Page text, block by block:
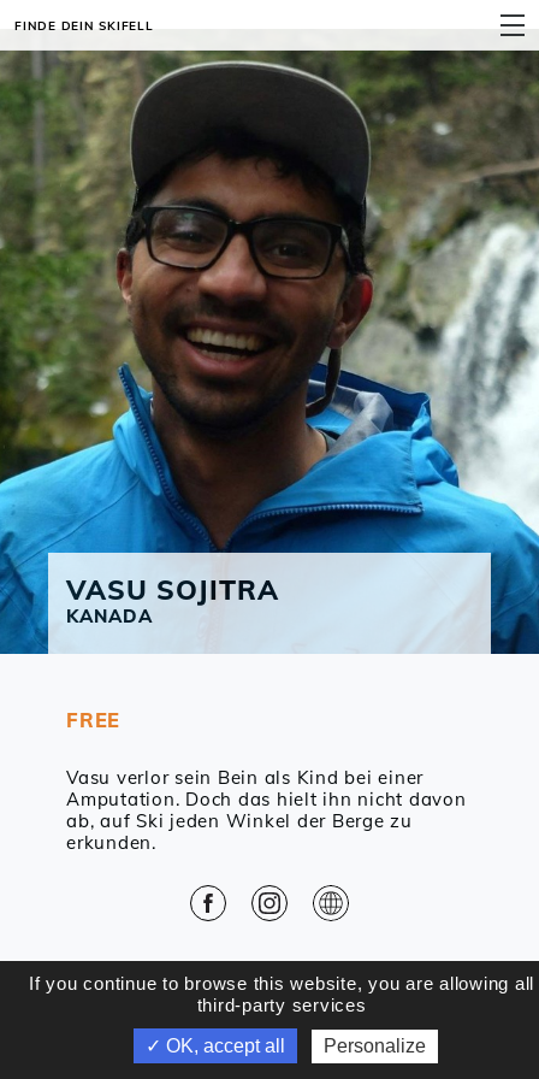
MENU
FINDE DEIN SKIFELL
VASU SOJITRA
KANADA
FREE
Vasu verlor sein Bein als Kind bei einer
Amputation. Doch das hielt ihn nicht davon
ab, auf Ski jeden Winkel der Berge zu
erkunden.
ZURÜCK
If you continue to browse this website, you are allowing all
third-party services
✓ OK, accept all
Personalize